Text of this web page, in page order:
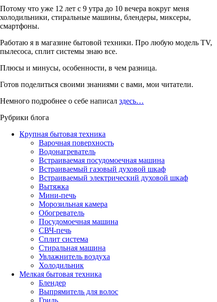
Потому что уже 12 лет с 9 утра до 10 вечера вокруг меня
холодильники, стиральные машины, блендеры, миксеры,
смартфоны.
Работаю я в магазине бытовой техники. Про любую модель TV,
пылесоса, сплит системы знаю все.
Плюсы и минусы, особенности, в чем разница.
Готов поделиться своими знаниями с вами, мои читатели.
Немного подробнее о себе написал здесь…
Рубрики блога
Крупная бытовая техника
Варочная поверхность
Водонагреватель
Встраиваемая посудомоечная машина
Встраиваемый газовый духовой шкаф
Встраиваемый электрический духовой шкаф
Вытяжка
Мини-печь
Морозильная камера
Обогреватель
Посудомоечная машина
СВЧ-печь
Сплит система
Стиральная машина
Увлажнитель воздуха
Холодильник
Мелкая бытовая техника
Блендер
Выпрямитель для волос